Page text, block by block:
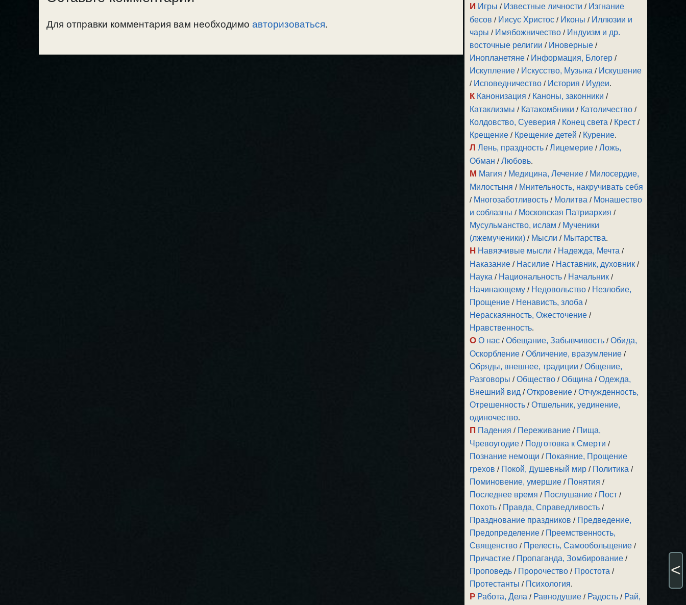
Для отправки комментария вам необходимо авторизоваться.
И Игры / Известные личности / Изгнание
бесов / Иисус Христос / Иконы / Иллюзии и
чары / Имябожничество / Индуизм и др.
восточные религии / Иноверные /
Инопланетяне / Информация, Блогер /
Искупление / Искусство, Музыка / Искушение
/ Исповедничество / История / Иудеи.
К Канонизация / Каноны, законники /
Катаклизмы / Катакомбники / Католичество /
Колдовство, Суеверия / Конец света / Крест /
Крещение / Крещение детей / Курение.
Л Лень, праздность /Лицемерие /Ложь,
Обман /Любовь.
М Магия / Медицина, Лечение / Милосердие,
Милостыня / Мнительность, накручивать себя
/ Многозаботливость / Молитва / Монашество
и соблазны / Московская Патриархия /
Мусульманство, ислам / Мученики
(лжемученики) / Мысли / Мытарства.
Н Навязчивые мысли / Надежда, Мечта /
Наказание / Насилие / Наставник, духовник /
Наука / Национальность / Начальник /
Начинающему / Недовольство / Незлобие,
Прощение / Ненависть, злоба /
Нераскаянность, Ожесточение /
Нравственность.
О О нас /Обещание, Забывчивость /Обида,
Оскорбление /Обличение, вразумление /
Обряды, внешнее, традиции /Общение,
Разговоры /Общество /Община /Одежда,
Внешний вид /Откровение /Отчужденность,
Отрешенность /Отшельник, уединение,
одиночество.
П Падения / Переживание / Пища,
Чревоугодие / Подготовка к Смерти /
Познание немощи / Покаяние, Прощение
грехов / Покой, Душевный мир / Политика /
Поминовение, умершие / Понятия /
Последнее время / Послушание / Пост /
Похоть / Правда, Справедливость /
Празднование праздников / Предведение,
Предопределение / Преемственность,
Священство / Прелесть, Самообольщение /
Причастие / Пропаганда, Зомбирование /
Проповедь / Пророчество / Простота /
Протестанты / Психология.
Р Работа, Дела / Равнодушие / Радость / Рай,
<